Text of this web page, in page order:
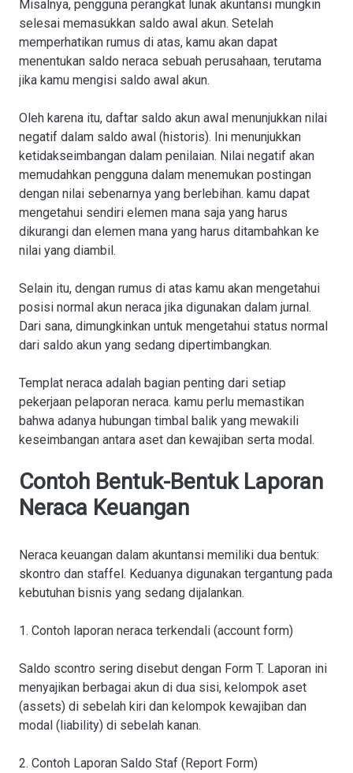
Misalnya, pengguna perangkat lunak akuntansi mungkin
selesai memasukkan saldo awal akun. Setelah
memperhatikan rumus di atas, kamu akan dapat
menentukan saldo neraca sebuah perusahaan, terutama
jika kamu mengisi saldo awal akun.
Oleh karena itu, daftar saldo akun awal menunjukkan nilai
negatif dalam saldo awal (historis). Ini menunjukkan
ketidakseimbangan dalam penilaian. Nilai negatif akan
memudahkan pengguna dalam menemukan postingan
dengan nilai sebenarnya yang berlebihan. kamu dapat
mengetahui sendiri elemen mana saja yang harus
dikurangi dan elemen mana yang harus ditambahkan ke
nilai yang diambil.
Selain itu, dengan rumus di atas kamu akan mengetahui
posisi normal akun neraca jika digunakan dalam jurnal.
Dari sana, dimungkinkan untuk mengetahui status normal
dari saldo akun yang sedang dipertimbangkan.
Templat neraca adalah bagian penting dari setiap
pekerjaan pelaporan neraca. kamu perlu memastikan
bahwa adanya hubungan timbal balik yang mewakili
keseimbangan antara aset dan kewajiban serta modal.
Contoh Bentuk-Bentuk Laporan
Neraca Keuangan
Neraca keuangan dalam akuntansi memiliki dua bentuk:
skontro dan staffel. Keduanya digunakan tergantung pada
kebutuhan bisnis yang sedang dijalankan.
1. Contoh laporan neraca terkendali (account form)
Saldo scontro sering disebut dengan Form T. Laporan ini
menyajikan berbagai akun di dua sisi, kelompok aset
(assets) di sebelah kiri dan kelompok kewajiban dan
modal (liability) di sebelah kanan.
2. Contoh Laporan Saldo Staf (Report Form)